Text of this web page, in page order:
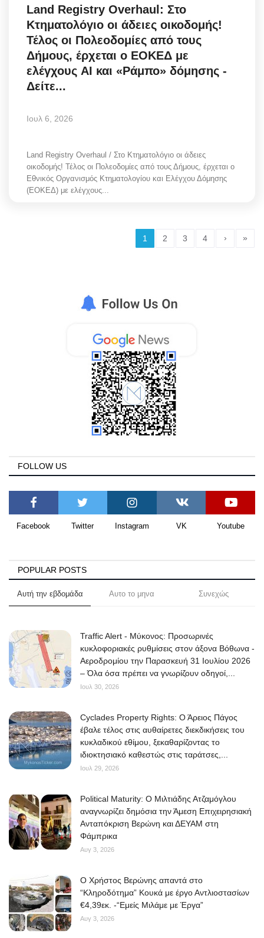
Land Registry Overhaul: Στο
Κτηματολόγιο οι άδειες οικοδομής!
Τέλος οι Πολεοδομίες από τους
Δήμους, έρχεται ο ΕΟΚΕΔ με
ελέγχους AI και «Ράμπο» δόμησης -
Δείτε...
Ιουλ 6, 2026
Land Registry Overhaul / Στο Κτηματολόγιο οι άδειες
οικοδομής! Τέλος οι Πολεοδομίες από τους Δήμους, έρχεται ο
Εθνικός Οργανισμός Κτηματολογίου και Ελέγχου Δόμησης
(ΕΟΚΕΔ) με ελέγχους...
1 2 3 4 › »
FOLLOW US
Facebook Twitter Instagram VK Youtube
POPULAR POSTS
Αυτή την εβδομάδα Αυτο το μηνα Συνεχώς
Traffic Alert - Μύκονος: Προσωρινές
κυκλοφοριακές ρυθμίσεις στον άξονα Βόθωνα -
Αεροδρομίου την Παρασκευή 31 Ιουλίου 2026
– Όλα όσα πρέπει να γνωρίζουν οδηγοί,...
Ιουλ 30, 2026
Cyclades Property Rights: Ο Άρειος Πάγος
έβαλε τέλος στις αυθαίρετες διεκδικήσεις του
κυκλαδικού εθίμου, ξεκαθαρίζοντας το
ιδιοκτησιακό καθεστώς στις ταράτσες,...
Ιουλ 29, 2026
Political Maturity: Ο Μιλτιάδης Ατζαμόγλου
αναγνωρίζει δημόσια την Άμεση Επιχειρησιακή
Ανταπόκριση Βερώνη και ΔΕΥΑΜ στη
Φάμπρικα
Αυγ 3, 2026
O Χρήστος Βερώνης απαντά στο
“Κληροδότημα” Κουκά με έργο Αντλιοστασίων
€4,39εκ. -“Εμείς Μιλάμε με Έργα”
Αυγ 3, 2026